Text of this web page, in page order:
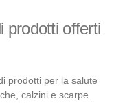
prodotti offerti
prodotti per la salute
calzini e scarpe.